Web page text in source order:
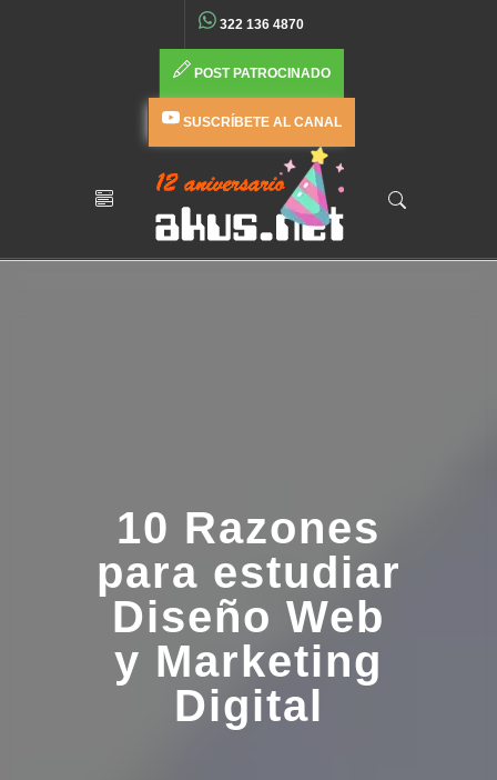
322 136 4870
POST PATROCINADO
SUSCRÍBETE AL CANAL
10 Razones
para estudiar
Diseño Web
y Marketing
Digital